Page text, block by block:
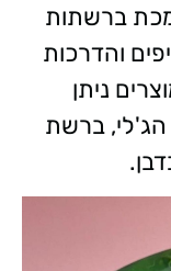
ברשתות
והדרכות
ניתן
ברשת